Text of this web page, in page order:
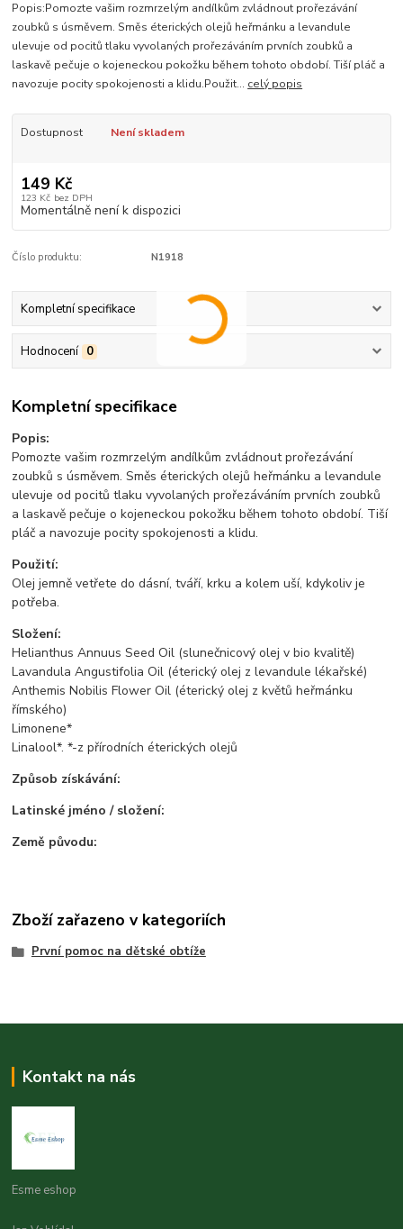
Popis:Pomozte vašim rozmrzelým andílkům zvládnout prořezávání
zoubků s úsměvem. Směs éterických olejů heřmánku a levandule
ulevuje od pocitů tlaku vyvolaných prořezáváním prvních zoubků a
laskavě pečuje o kojeneckou pokožku během tohoto období. Tiší pláč a
navozuje pocity spokojenosti a klidu.Použit... celý popis
Dostupnost Není skladem
149 Kč
123 Kč bez DPH
Momentálně není k dispozici
Číslo produktu: N1918
Kompletní specifikace
Hodnocení 0
Kompletní specifikace
Popis:
Pomozte vašim rozmrzelým andílkům zvládnout prořezávání
zoubků s úsměvem. Směs éterických olejů heřmánku a levandule
ulevuje od pocitů tlaku vyvolaných prořezáváním prvních zoubků
a laskavě pečuje o kojeneckou pokožku během tohoto období. Tiší
pláč a navozuje pocity spokojenosti a klidu.
Použití:
Olej jemně vetřete do dásní, tváří, krku a kolem uší, kdykoliv je
potřeba.
Složení:
Helianthus Annuus Seed Oil (slunečnicový olej v bio kvalitě)
Lavandula Angustifolia Oil (éterický olej z levandule lékařské)
Anthemis Nobilis Flower Oil (éterický olej z květů heřmánku
římského)
Limonene*
Linalool*. *-z přírodních éterických olejů
Způsob získávání:
Latinské jméno / složení:
Země původu:
Zboží zařazeno v kategoriích
První pomoc na dětské obtíže
Kontakt na nás
Esme eshop